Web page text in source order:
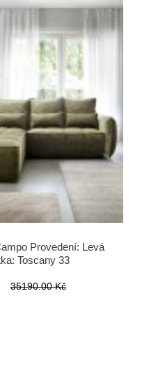
Provedení: Levá
Toscany 33
35190.00 Kč